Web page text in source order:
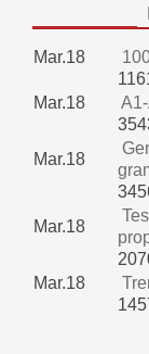
Mar.18
Mar.18
Mar.18
Mar.18
Mar.18